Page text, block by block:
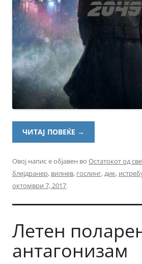
ЧИТАЈ ПОВЕЌЕ →
Овој напис е објавен во Остатокот од
блејдранер, вилнев, гослинг,дик,
октомври 7, 2017.
Летен
антагонизам